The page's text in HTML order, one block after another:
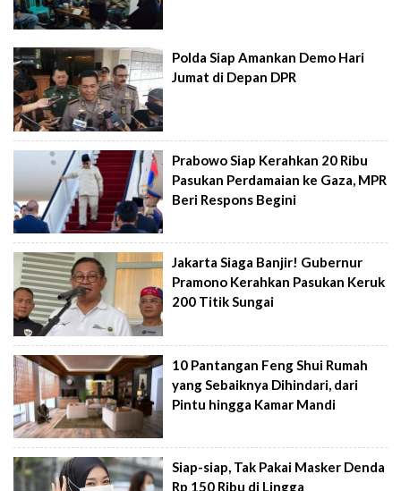
Polda Siap Amankan Demo Hari
Jumat di Depan DPR
Prabowo Siap Kerahkan 20 Ribu
Pasukan Perdamaian ke Gaza, MPR
Beri Respons Begini
Jakarta Siaga Banjir! Gubernur
Pramono Kerahkan Pasukan Keruk
200 Titik Sungai
10 Pantangan Feng Shui Rumah
yang Sebaiknya Dihindari, dari
Pintu hingga Kamar Mandi
Siap-siap, Tak Pakai Masker Denda
Rp 150 Ribu di Lingga